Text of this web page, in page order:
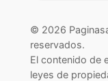
© 2026
reservados.
El contenido de
leyes de